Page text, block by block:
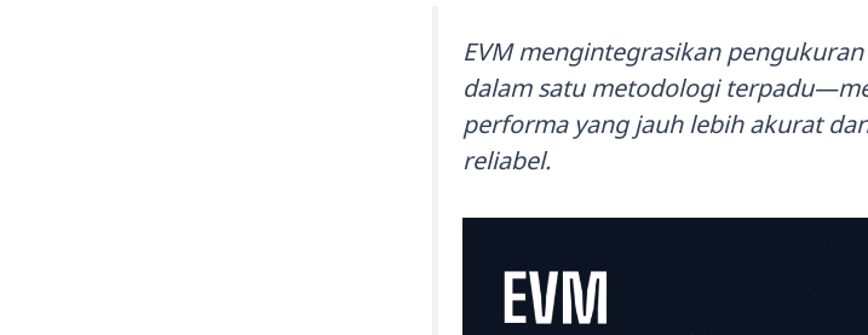
EVM mengintegrasikan
dalam satu metodologi
performa yang jauh lebih akurat
reliabel.